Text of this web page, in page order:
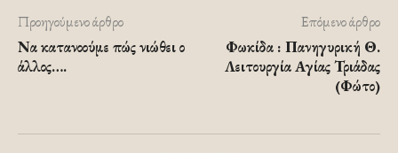
Προηγούμενο άρθρο
Να κατανοούμε πώς νιώθει ο
άλλος….
Επόμενο άρθρο
Φωκίδα : Πανηγυρική Θ.
Λειτουργία Αγίας Τριάδας
(Φώτο)